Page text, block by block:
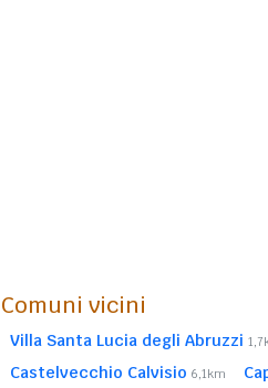
Comuni vicini
Villa Santa Lucia degli Abruzzi
Castelvecchio Calvisio 6,1km